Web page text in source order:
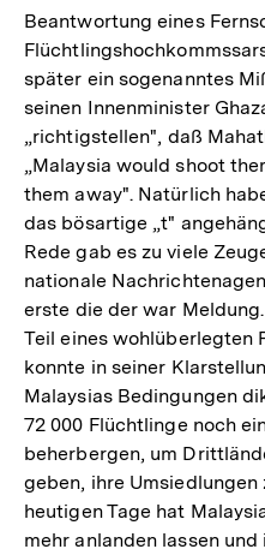
Beantwortung eines
später ein sogenanntes
seinen Innenminister
„richtigstellen", daß
„Malaysia would shoot
them away". Natürlich
das bösartige „t"
Rede gab es zu viele
nationale
erste die der war
Teil eines wohlüberlegten
konnte in seiner
Malaysias Bedingungen
72 000 Flüchtlinge noch
beherbergen, um
geben, ihre Umsiedlungen
heutigen Tage hat
mehr anlanden lassen und